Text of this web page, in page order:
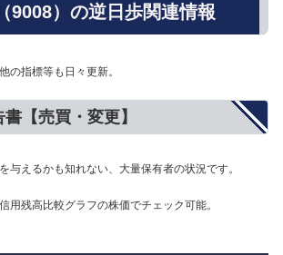
9008）の逆日歩関連情報
の指標等も日々更新。
【売買・変更】
与えるかも知れない、大量保有者の状況です。
用残高比較グラフの株価でチェック可能。